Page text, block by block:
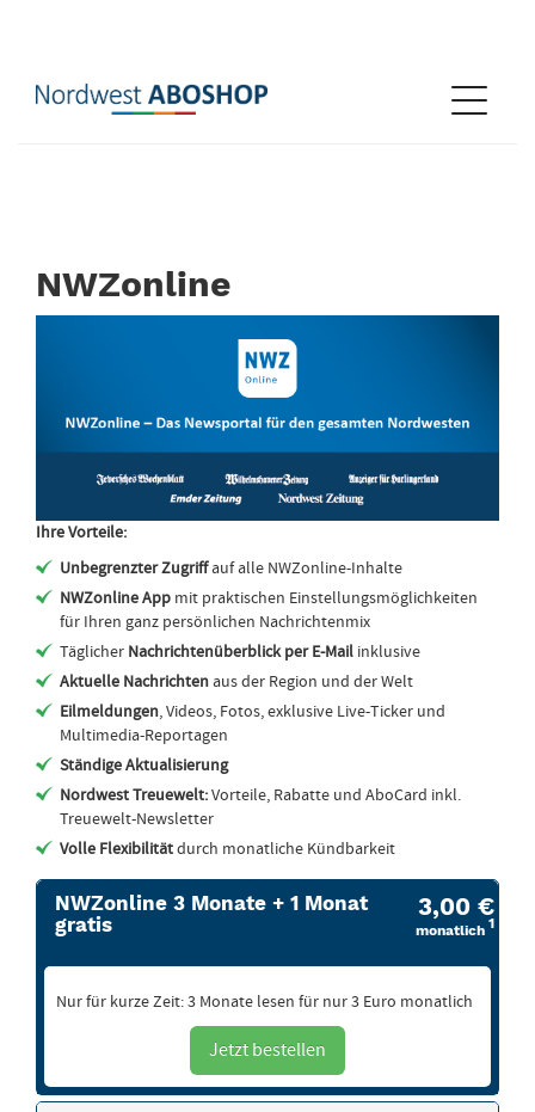
Navigation
NWZonline
NWZonline
Ihre Vorteile:
Unbegrenzter Zugriffauf alle NWZonline-Inhalte
NWZonline App mit praktischen Einstellungsmöglichkeiten
für Ihren ganz persönlichen Nachrichtenmix
Täglicher Nachrichtenüberblick per E-Mail inklusive
Aktuelle Nachrichten aus der Region und der Welt
Eilmeldungen, Videos, Fotos, exklusive Live-Ticker und
Multimedia-Reportagen
Ständige Aktualisierung
Nordwest Treuewelt:Vorteile, Rabatte und AboCard inkl.
Treuewelt-Newsletter
Volle Flexibilitätdurch monatliche Kündbarkeit
NWZonline 3 Monate + 1 Monat
gratis
3,00 €
monatlich 1
Nur für kurze Zeit: 3 Monate lesen für nur 3 Euro monatlich
Jetzt bestellen